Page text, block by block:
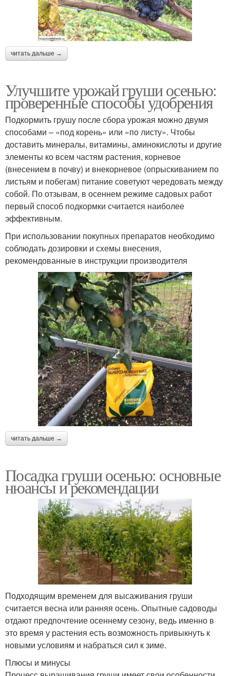
читать дальше →
Улучшите урожай груши осенью:
проверенные способы удобрения
Подкормить грушу после сбора урожая можно двумя
способами – «под корень» или «по листу». Чтобы
доставить минералы, витамины, аминокислоты и другие
элементы ко всем частям растения, корневое
(внесением в почву) и внекорневое (опрыскиванием по
листьям и побегам) питание советуют чередовать между
собой. По отзывам, в осеннем режиме садовых работ
первый способ подкормки считается наиболее
эффективным.
При использовании покупных препаратов необходимо
соблюдать дозировки и схемы внесения,
рекомендованные в инструкции производителя
читать дальше →
Посадка груши осенью: основные
нюансы и рекомендации
Подходящим временем для высаживания груши
считается весна или ранняя осень. Опытные садоводы
отдают предпочтение осеннему сезону, ведь именно в
это время у растения есть возможность привыкнуть к
новыми условиям и набраться сил к зиме.
Плюсы и минусы